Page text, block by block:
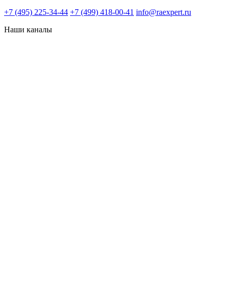
+7 (495) 225-34-44 +7 (499) 418-00-41 info@raexpert.ru
Наши каналы